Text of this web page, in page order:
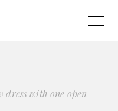
with one open